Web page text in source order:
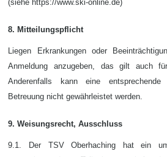
(siehe https://www.ski-online.de)
8. Mitteilungspflicht
Liegen Erkrankungen oder
Anmeldung anzugeben, das gilt auch
Anderenfalls kann eine
Betreuung nicht gewährleistet werden.
9. Weisungsrecht, Ausschluss
9.1. Der TSV Oberhaching hat ein